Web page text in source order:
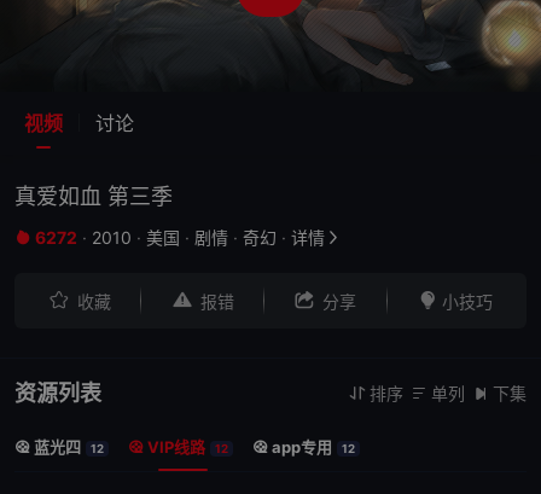
视频 讨论
真爱如血 第三季
 6272 · 2010 · 美国 · 剧情 · 奇幻 · 详情 
 收藏  报错  分享  小技巧
资源列表  排序  单列  下集
 蓝光四 12  VIP线路 12  app专用 12